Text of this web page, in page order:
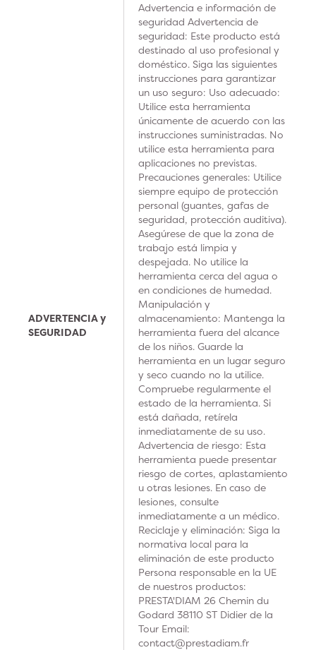
ADVERTENCIA y
SEGURIDAD
Advertencia e información de
seguridad Advertencia de
seguridad: Este producto está
destinado al uso profesional y
doméstico. Siga las siguientes
instrucciones para garantizar
un uso seguro: Uso adecuado:
Utilice esta herramienta
únicamente de acuerdo con las
instrucciones suministradas. No
utilice esta herramienta para
aplicaciones no previstas.
Precauciones generales: Utilice
siempre equipo de protección
personal (guantes, gafas de
seguridad, protección auditiva).
Asegúrese de que la zona de
trabajo está limpia y
despejada. No utilice la
herramienta cerca del agua o
en condiciones de humedad.
Manipulación y
almacenamiento: Mantenga la
herramienta fuera del alcance
de los niños. Guarde la
herramienta en un lugar seguro
y seco cuando no la utilice.
Compruebe regularmente el
estado de la herramienta. Si
está dañada, retírela
inmediatamente de su uso.
Advertencia de riesgo: Esta
herramienta puede presentar
riesgo de cortes, aplastamiento
u otras lesiones. En caso de
lesiones, consulte
inmediatamente a un médico.
Reciclaje y eliminación: Siga la
normativa local para la
eliminación de este producto
Persona responsable en la UE
de nuestros productos:
PRESTA'DIAM 26 Chemin du
Godard 38110 ST Didier de la
Tour Email:
contact@prestadiam.fr